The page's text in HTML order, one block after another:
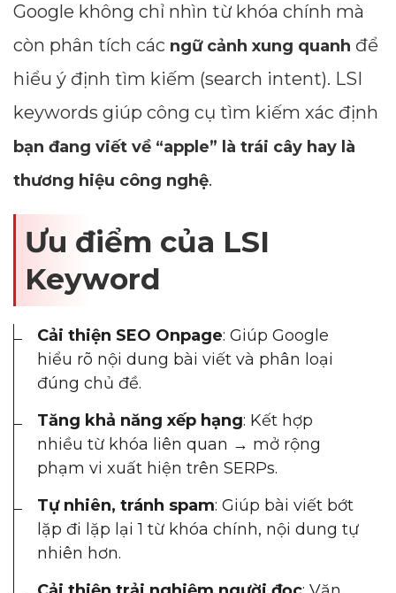
Google không chỉ nhìn từ khóa chính mà
còn phân tích các ngữ cảnh xung quanh để
hiểu ý định tìm kiếm (search intent). LSI
keywords giúp công cụ tìm kiếm xác định
bạn đang viết về “apple” là trái cây hay là
thương hiệu công nghệ.
Ưu điểm của LSI
Keyword
Cải thiện SEO Onpage: Giúp Google
hiểu rõ nội dung bài viết và phân loại
đúng chủ đề.
Tăng khả năng xếp hạng: Kết hợp
nhiều từ khóa liên quan → mở rộng
phạm vi xuất hiện trên SERPs.
Tự nhiên, tránh spam: Giúp bài viết bớt
lặp đi lặp lại 1 từ khóa chính, nội dung tự
nhiên hơn.